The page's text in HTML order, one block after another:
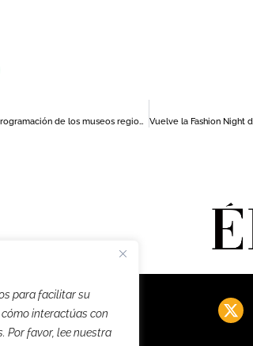
para facilitar su
interactúas con
Por favor, lee nuestra
250 propuestas culturales llenan la programación de los museos regionales en verano